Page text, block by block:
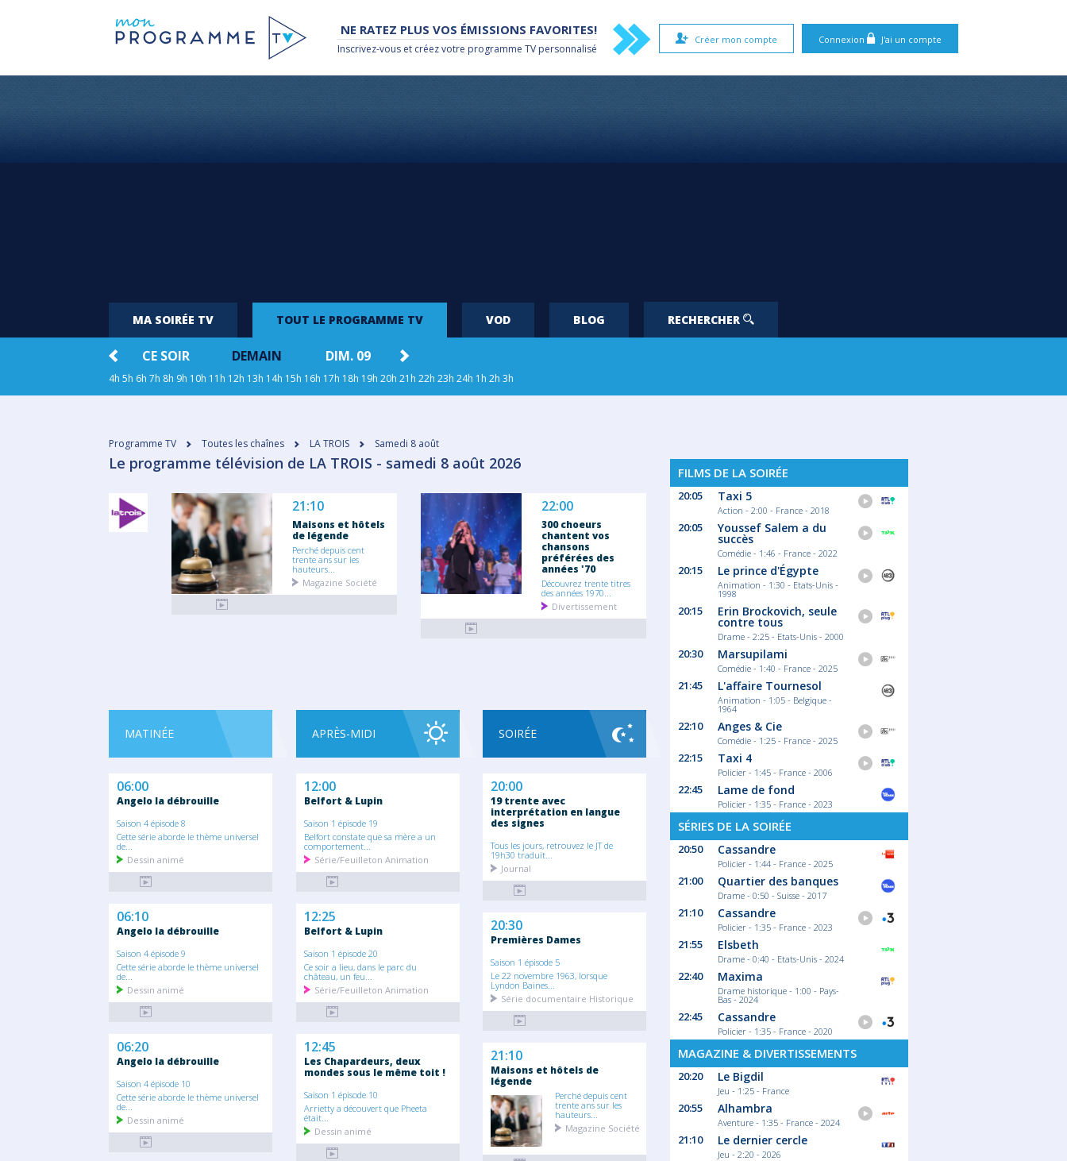
Connexion J'ai un compte
Créer mon compte
NE RATEZ PLUS VOS ÉMISSIONS FAVORITES!
Inscrivez-vous et créez votre programme TV personnalisé
MA SOIRÉE TV TOUT LE PROGRAMME TV VOD BLOG RECHERCHER
CE SOIR DEMAIN DIM. 09
4h 5h 6h 7h 8h 9h 10h 11h 12h 13h 14h 15h 16h 17h 18h 19h 20h 21h 22h 23h 24h 1h 2h 3h
Programme TV Toutes les chaînes LA TROIS Samedi 8 août
Le programme télévision de LA TROIS - samedi 8 août 2026
21:10
Maisons et hôtels
de légende
Perché depuis cent
trente ans sur les
hauteurs...
Magazine Société
22:00
300 choeurs
chantent vos
chansons
préférées des
années '70
Découvrez trente titres
des années 1970...
Divertissement
MATINÉE
06:00
Angelo la débrouille
Saison 4 épisode 8
Cette série aborde le thème universel
de...
Dessin animé
06:10
Angelo la débrouille
Saison 4 épisode 9
Cette série aborde le thème universel
de...
Dessin animé
06:20
Angelo la débrouille
Saison 4 épisode 10
Cette série aborde le thème universel
de...
Dessin animé
APRÈS-MIDI
12:00
Belfort & Lupin
Saison 1 épisode 19
Belfort constate que sa mère a un
comportement...
Série/Feuilleton Animation
12:25
Belfort & Lupin
Saison 1 épisode 20
Ce soir a lieu, dans le parc du
château, un feu...
Série/Feuilleton Animation
12:45
Les Chapardeurs, deux
mondes sous le même toit !
Saison 1 épisode 10
Arrietty a découvert que Pheeta
était...
Dessin animé
SOIRÉE
20:00
19 trente avec
interprétation en langue
des signes
Tous les jours, retrouvez le JT de
19h30 traduit...
Journal
20:30
Premières Dames
Saison 1 épisode 5
Le 22 novembre 1963, lorsque
Lyndon Baines...
Série documentaire Historique
21:10
Maisons et hôtels de
légende
Perché depuis cent
trente ans sur les
hauteurs...
Magazine Société
FILMS DE LA SOIRÉE
20:05 Taxi 5
Action - 2:00 - France - 2018
20:05 Youssef Salem a du
succès
Comédie - 1:46 - France - 2022
20:15 Le prince d'Égypte
Animation - 1:30 - Etats-Unis -
1998
20:15 Erin Brockovich, seule
contre tous
Drame - 2:25 - Etats-Unis - 2000
20:30 Marsupilami
Comédie - 1:40 - France - 2025
21:45 L'affaire Tournesol
Animation - 1:05 - Belgique -
1964
22:10 Anges & Cie
Comédie - 1:25 - France - 2025
22:15 Taxi 4
Policier - 1:45 - France - 2006
22:45 Lame de fond
Policier - 1:35 - France - 2023
SÉRIES DE LA SOIRÉE
20:50 Cassandre
Policier - 1:44 - France - 2025
21:00 Quartier des banques
Drame - 0:50 - Suisse - 2017
21:10 Cassandre
Policier - 1:35 - France - 2023
21:55 Elsbeth
Drame - 0:40 - Etats-Unis - 2024
22:40 Maxima
Drame historique - 1:00 - Pays-
Bas - 2024
22:45 Cassandre
Policier - 1:35 - France - 2020
MAGAZINE & DIVERTISSEMENTS
20:20 Le Bigdil
Jeu - 1:25 - France
20:55 Alhambra
Aventure - 1:35 - France - 2024
21:10 Le dernier cercle
Jeu - 2:20 - 2026